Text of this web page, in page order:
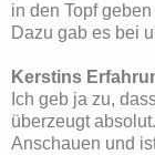
in den Topf
Dazu gab es bei
Kerstins
Ich geb ja zu,
überzeugt
Anschauen und